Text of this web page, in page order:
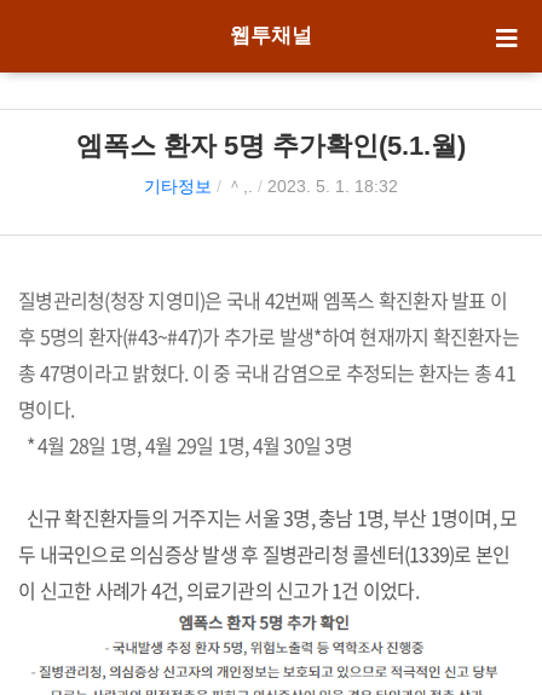
웹투채널
엠폭스 환자 5명 추가확인(5.1.월)
기타정보 / ＾,. / 2023. 5. 1. 18:32
질병관리청(청장 지영미)은 국내 42번째 엠폭스 확진환자 발표 이
후 5명의 환자(#43~#47)가 추가로 발생*하여 현재까지 확진환자는
총 47명이라고 밝혔다. 이 중 국내 감염으로 추정되는 환자는 총 41
명이다.
* 4월 28일 1명, 4월 29일 1명, 4월 30일 3명
신규 확진환자들의 거주지는 서울 3명, 충남 1명, 부산 1명이며, 모
두 내국인으로 의심증상 발생 후 질병관리청 콜센터(1339)로 본인
이 신고한 사례가 4건, 의료기관의 신고가 1건 이었다.